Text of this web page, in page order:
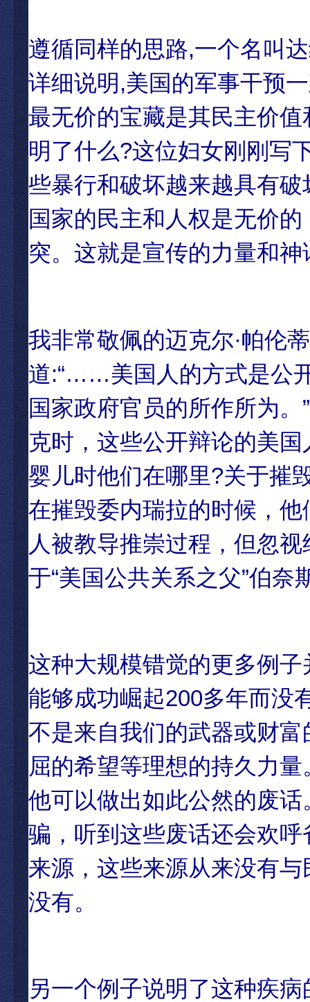
遵循同样的思路,一个名叫
详细说明,美国的军事干预
最无价的宝藏是其民主价
明了什么?这位妇女刚刚写
些暴行和破坏越来越具有
国家的民主和人权是无价
突。这就是宣传的力量和
我非常敬佩的迈克尔·帕伦
道:“……美国人的方式是公
国家政府官员的所作所为
克时，这些公开辩论的美
婴儿时他们在哪里?关于摧
在摧毁委内瑞拉的时候，
人被教导推崇过程，但忽
于“美国公共关系之父”伯奈
这种大规模错觉的更多例
能够成功崛起200多年而没
不是来自我们的武器或财
屈的希望等理想的持久力
他可以做出如此公然的废
骗，听到这些废话还会欢
来源，这些来源从来没有
没有。
另一个例子说明了这种疾